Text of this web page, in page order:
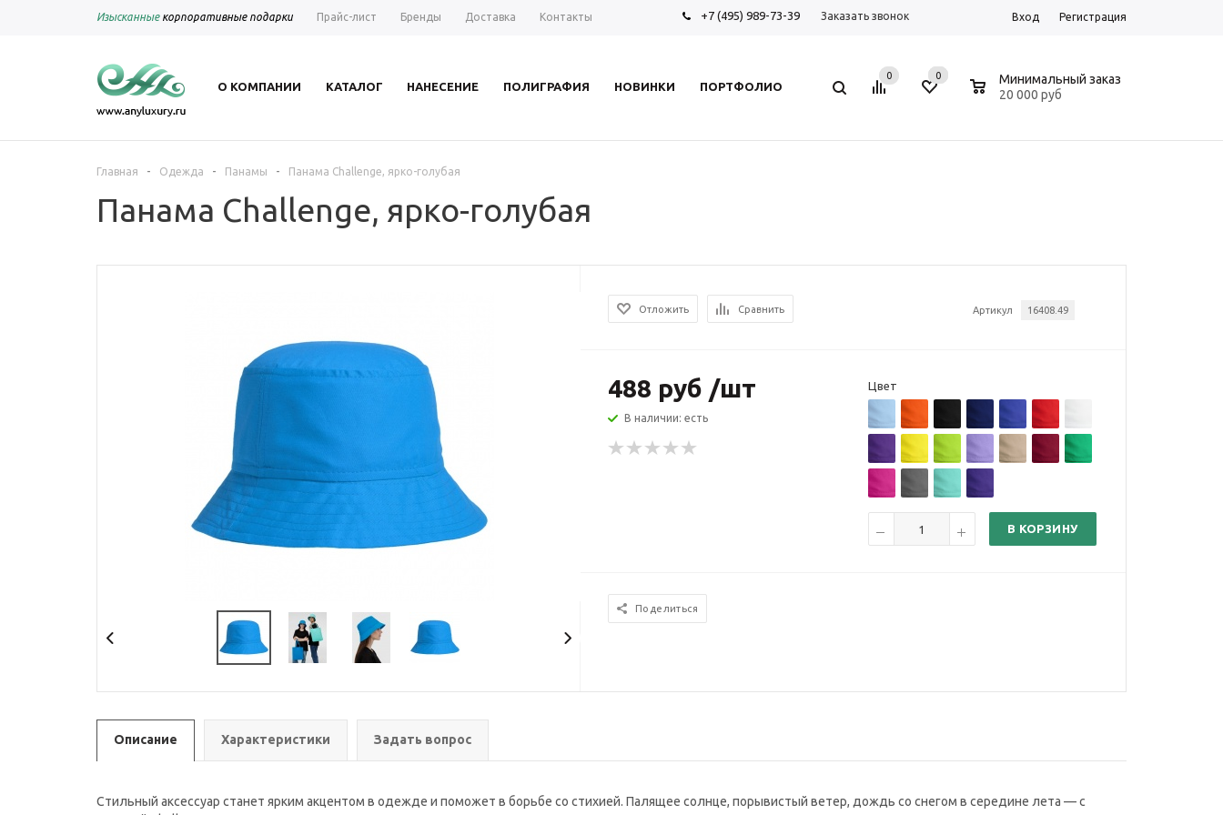
Изысканныекорпоративные подарки Прайс-лист Бренды Доставка Контакты +7 (495) 989-73-39 Заказать звонок Вход Регистрация
О КОМПАНИИ КАТАЛОГ НАНЕСЕНИЕ ПОЛИГРАФИЯ НОВИНКИ ПОРТФОЛИО
0 0
Минимальный заказ
20 000 руб
Главная - Одежда - Панамы - Панама Challenge, ярко-голубая
Панама Challenge, ярко-голубая
Артикул 16408.49
Отложить Сравнить
488 руб /шт
В наличии: есть
Цвет
В КОРЗИНУ
Поделиться
Описание Характеристики Задать вопрос
Стильный аксессуар станет ярким акцентом в одежде и поможет в борьбе со стихией. Палящее солнце, порывистый ветер, дождь со снегом в середине лета — с